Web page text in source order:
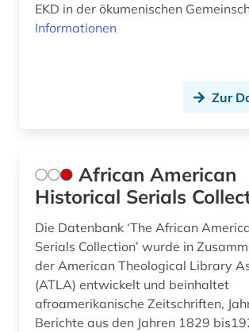
erkenntnistheorie (1)
erzdiözese salzburg (1)
erziehungswissenschaft (1)
erziehungswissenschaften (1)
ethik (5)
EKD in der ökumenischen
Informationen
Zur
African American
Historical Serials
Die Datenbank ‘The African
Serials Collection’ wurde in
der American Theological Library
(ATLA) entwickelt und beinhaltet
afroamerikanische Zeitschriften,
Berichte aus den Jahren 1829